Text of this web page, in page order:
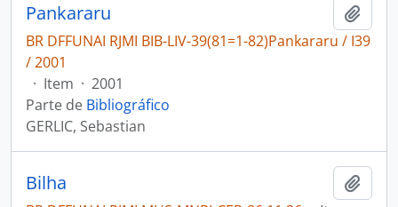
Pankararu
BR DFFUNAI RJMI BIB-LIV-39(81=1-82)Pankararu / I39
/ 2001
· Item · 2001
Parte de Bibliográfico
GERLIC, Sebastian
Bilha